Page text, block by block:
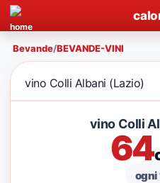
Bevande/BEVANDE-VINI
vino Colli Albani (Lazio)
vino Colli
64
ogni